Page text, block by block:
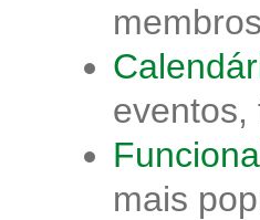
eventos,
mais